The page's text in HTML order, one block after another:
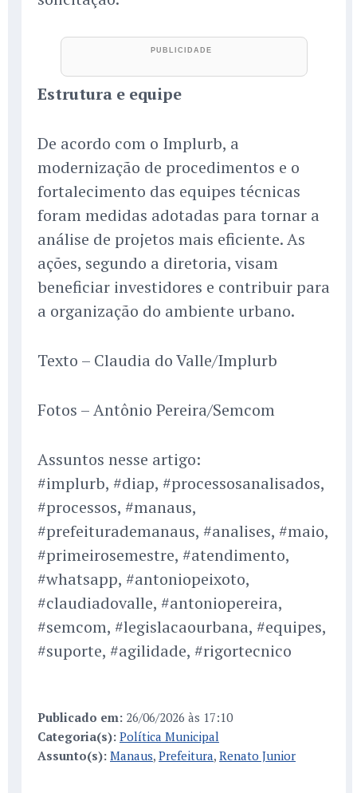
Estrutura e equipe
De acordo com o Implurb, a
modernização de procedimentos e o
fortalecimento das equipes técnicas
foram medidas adotadas para tornar a
análise de projetos mais eficiente. As
ações, segundo a diretoria, visam
beneficiar investidores e contribuir para
a organização do ambiente urbano.
Texto – Claudia do Valle/Implurb
Fotos – Antônio Pereira/Semcom
Assuntos nesse artigo:
#implurb, #diap, #processosanalisados,
#processos, #manaus,
#prefeiturademanaus, #analises, #maio,
#primeirosemestre, #atendimento,
#whatsapp, #antoniopeixoto,
#claudiadovalle, #antoniopereira,
#semcom, #legislacaourbana, #equipes,
#suporte, #agilidade, #rigortecnico
Publicado em: 26/06/2026 às 17:10
Categoria(s): Política Municipal
Assunto(s): Manaus, Prefeitura, Renato Junior